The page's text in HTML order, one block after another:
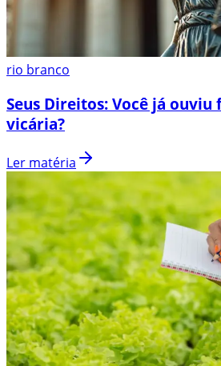
rio branco
Seus Direitos: Você já
vicária?
Ler matéria